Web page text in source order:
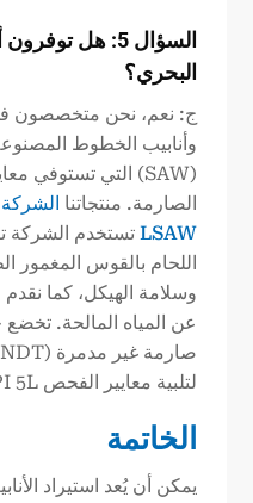
السؤال 5: هل
البحري؟
ج: نعم، نحن متخصصون في
وأنابيب الخطوط
الصارمة. منتجاتنا
LSAW تستخدم الشركة
اللحام بالقوس المغمور
عن المياه المالحة. تخضع
لتلبية معايير الفحص API 5L.
الخاتمة
يمكن أن يُعد استيراد